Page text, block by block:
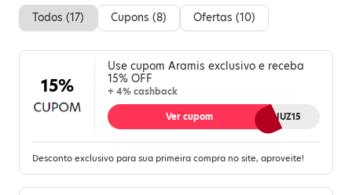
Todos (17) Cupons (8) Ofertas (10)
15%
Use cupom Aramis exclusivo e receba
15% OFF
+ 4% cashback
MELIUZ15
Ver cupom
Desconto exclusivo para sua primeira compra no site, aproveite!